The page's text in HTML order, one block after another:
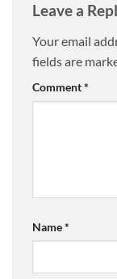
Leave a
Your email
fields are
Comment*
Name*